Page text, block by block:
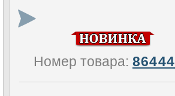
Номер товара: 86444